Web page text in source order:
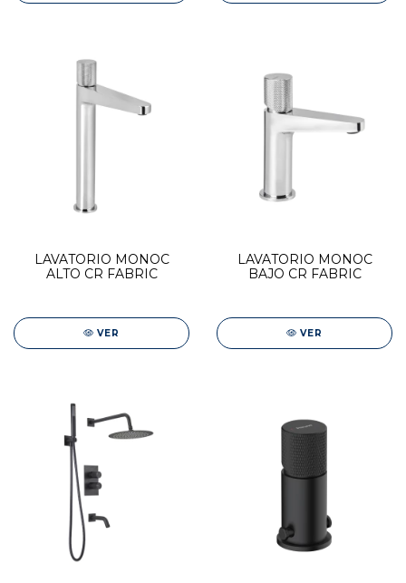
LAVATORIO MONOC
ALTO CR FABRIC
VER
LAVATORIO MONOC
BAJO CR FABRIC
VER